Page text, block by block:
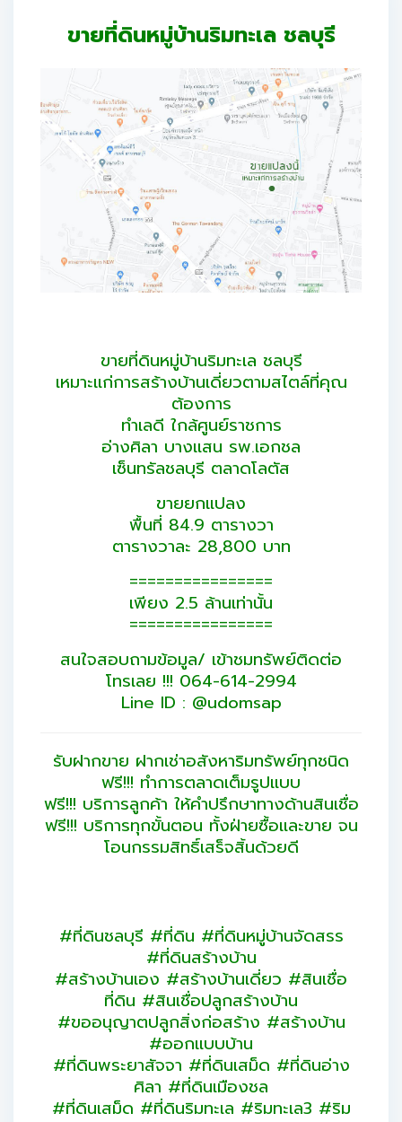
ขายที่ดินหมู่บ้านริมทะเล ชลบุรี
ขายที่ดินหมู่บ้านริมทะเล ชลบุรี
เหมาะแก่การสร้างบ้านเดี่ยวตามสไตล์ที่คุณ
ต้องการ
ทำเลดี ใกล้ศูนย์ราชการ
อ่างศิลา บางแสน รพ.เอกชล
เซ็นทรัลชลบุรี ตลาดโลตัส
ขายยกแปลง
พื้นที่ 84.9 ตารางวา
ตารางวาละ 28,800 บาท
================
เพียง 2.5 ล้านเท่านั้น
================
สนใจสอบถามข้อมูล/ เข้าชมทรัพย์ติดต่อ
โทรเลย !!! 064-614-2994
Line ID : @udomsap
รับฝากขาย ฝากเช่าอสังหาริมทรัพย์ทุกชนิด
ฟรี!!! ทำการตลาดเต็มรูปแบบ
ฟรี!!! บริการลูกค้า ให้คำปรึกษาทางด้านสินเชื่อ
ฟรี!!! บริการทุกขั้นตอน ทั้งฝ่ายซื้อและขาย จน
โอนกรรมสิทธิ์เสร็จสิ้นด้วยดี
#ที่ดินชลบุรี #ที่ดิน #ที่ดินหมู่บ้านจัดสรร
#ที่ดินสร้างบ้าน
#สร้างบ้านเอง #สร้างบ้านเดี่ยว #สินเชื่อ
ที่ดิน #สินเชื่อปลูกสร้างบ้าน
#ขออนุญาตปลูกสิ่งก่อสร้าง #สร้างบ้าน
#ออกแบบบ้าน
#ที่ดินพระยาสัจจา #ที่ดินเสม็ด #ที่ดินอ่าง
ศิลา #ที่ดินเมืองชล
#ที่ดินเสม็ด #ที่ดินริมทะเล #ริมทะเล3 #ริม